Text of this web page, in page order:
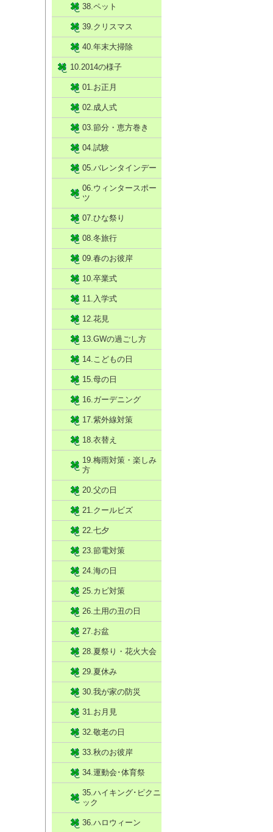
38.ペット
39.クリスマス
40.年末大掃除
10.2014の様子
01.お正月
02.成人式
03.節分・恵方巻き
04.試験
05.バレンタインデー
06.ウィンタースポー
ツ
07.ひな祭り
08.冬旅行
09.春のお彼岸
10.卒業式
11.入学式
12.花見
13.GWの過ごし方
14.こどもの日
15.母の日
16.ガーデニング
17.紫外線対策
18.衣替え
19.梅雨対策・楽しみ
方
20.父の日
21.クールビズ
22.七夕
23.節電対策
24.海の日
25.カビ対策
26.土用の丑の日
27.お盆
28.夏祭り・花火大会
29.夏休み
30.我が家の防災
31.お月見
32.敬老の日
33.秋のお彼岸
34.運動会･体育祭
35.ハイキング･ピクニ
ック
36.ハロウィーン